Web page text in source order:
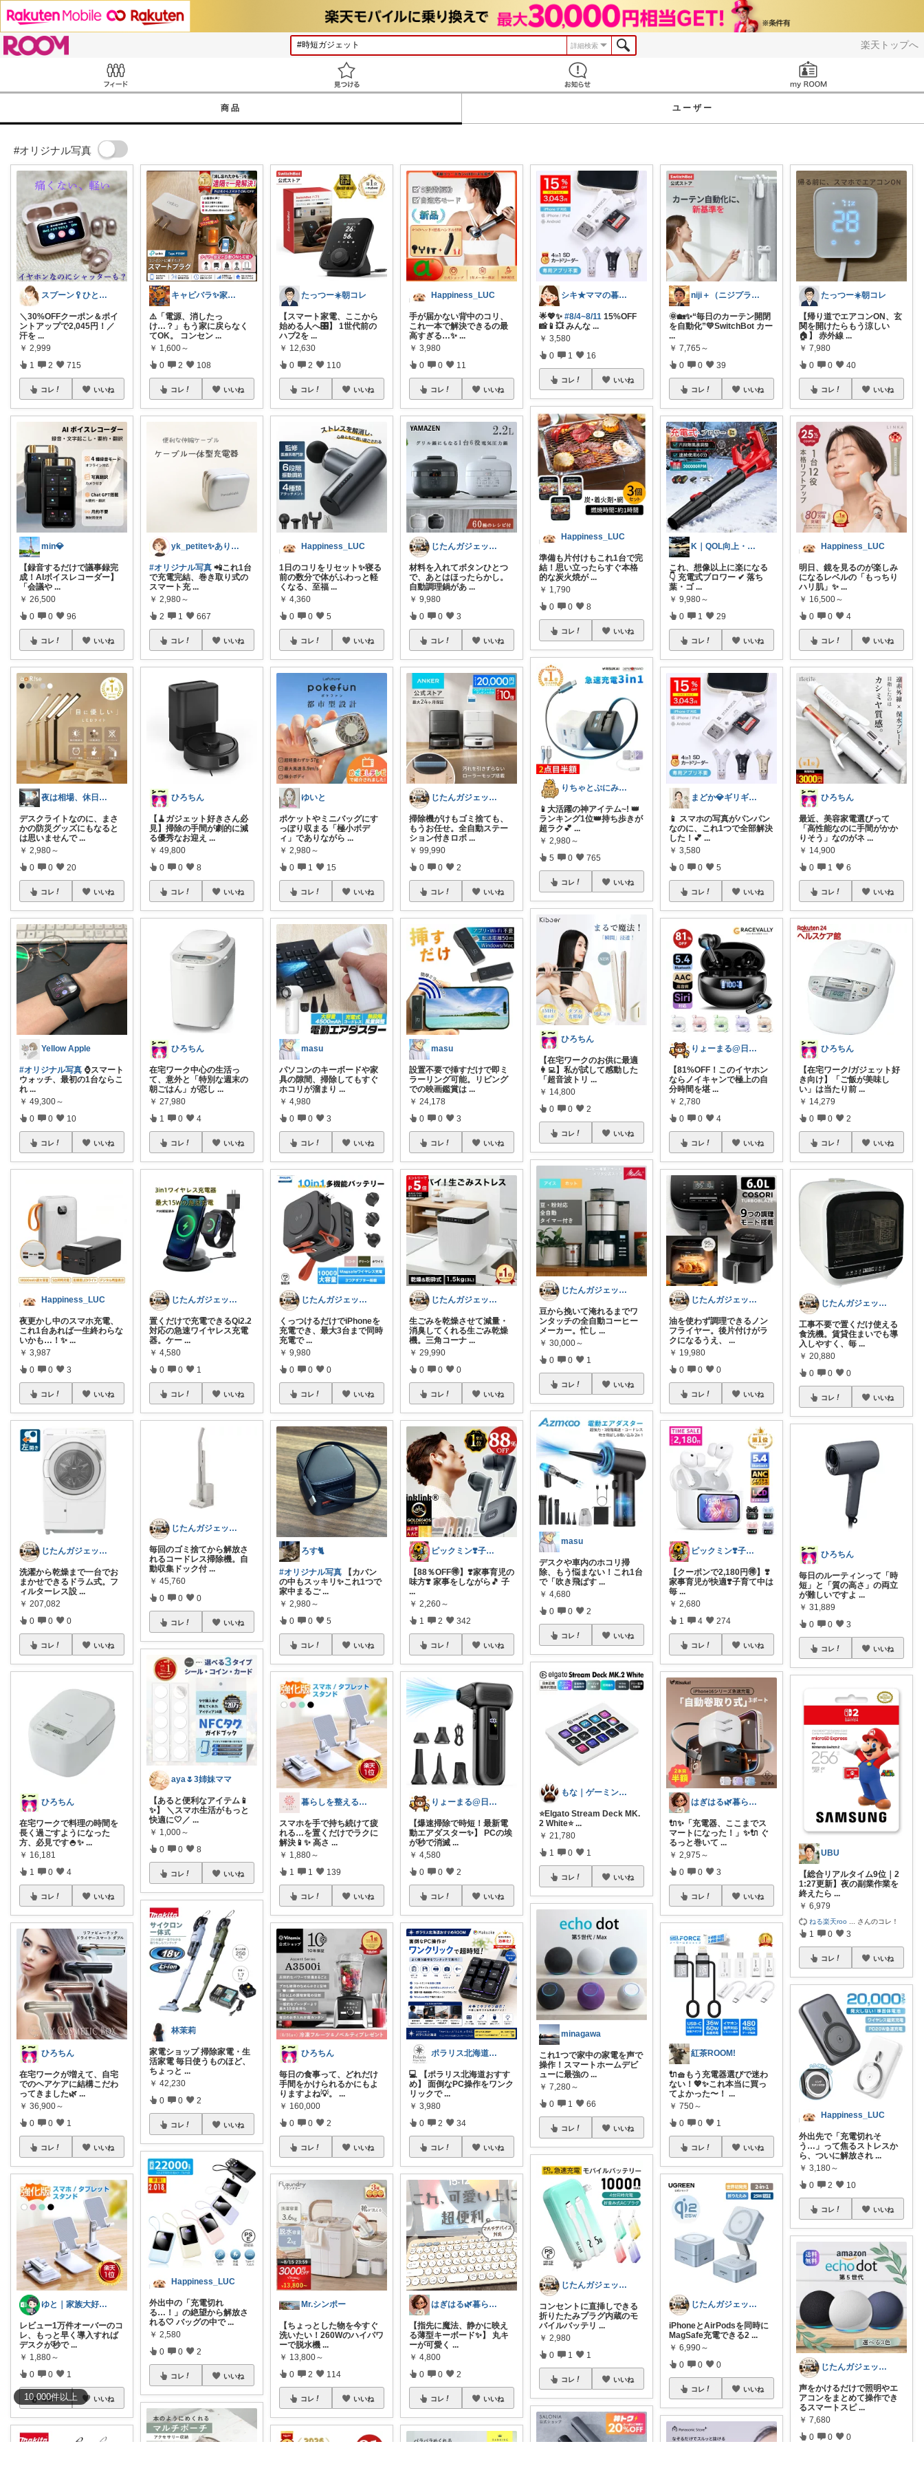
楽天トップへ
詳細検索
商品 ユーザー
#オリジナル写真
10,000件以上
スプーン🥄ひとさじの暮らし
＼30%OFFクーポン＆ポイ
ントアップで2,045円！／
汗を ...
￥ 2,999
1 2 715
コレ いいね
min💎
【録音するだけで議事録完
成！AIボイスレコーダー】
「会議や ...
￥ 26,500
0 0 96
コレ いいね
夜は相場、休日はご褒美探し｜ふるさと納税
デスクライトなのに、まさ
かの防災グッズにもなると
は思いませんで ...
￥ 2,980～
0 0 20
コレ いいね
Yellow Apple
#オリジナル写真 ⌚️スマート
ウォッチ、最初の1台ならこ
れ ...
￥ 49,300～
0 0 10
コレ いいね
Happiness_LUC
夜更かし中のスマホ充電、
これ1台あれば一生終わらな
いかも…！✨ ...
￥ 3,987
0 0 3
コレ いいね
じたんガジェット部
洗濯から乾燥まで一台でお
まかせできるドラム式。フ
ィルターレス設 ...
￥ 207,082
0 0 0
コレ いいね
ひろちん
在宅ワークで料理の時間を
長く過ごすようになった
方、必見です🍚✨ ...
￥ 16,181
1 0 4
コレ いいね
ひろちん
在宅ワークが増えて、自宅
でのヘアケアに結構こだわ
ってきました🌿 ...
￥ 36,900～
0 0 1
コレ いいね
ゆと｜家族大好きパパの時短ガジェット
レビュー1万件オーバーのコ
レ、もっと早く導入すれば
デスクが秒で ...
￥ 1,880～
0 0 1
コレ いいね
キャピバラ✨家電開発者のオススメROOM
⚠️「電源、消したっ
け…？」もう家に戻らなく
てOK。 コンセン ...
￥ 1,600～
0 2 108
コレ いいね
yk_petite✨ありがとう😊
#オリジナル写真 📲これ1台
で充電完結、巻き取り式の
スマート充 ...
￥ 2,980～
2 1 667
コレ いいね
ひろちん
【🧹ガジェット好きさん必
見】掃除の手間が劇的に減
る優秀なお迎え ...
￥ 49,800
0 0 8
コレ いいね
ひろちん
在宅ワーク中心の生活っ
て、意外と「特別な週末の
朝ごはん」が恋し ...
￥ 27,980
1 0 4
コレ いいね
じたんガジェット部
置くだけで充電できるQi2.2
対応の急速ワイヤレス充電
器。ケー ...
￥ 4,580
0 0 1
コレ いいね
じたんガジェット部
毎回のゴミ捨てから解放さ
れるコードレス掃除機。自
動収集ドック付 ...
￥ 45,760
0 0 0
コレ いいね
aya🌷3姉妹ママ
【あると便利なアイテム📱
✨】 ＼スマホ生活がもっと
快適に🤍／ ...
￥ 1,000～
0 0 8
コレ いいね
林茉莉
家電ショップ 掃除家電・生
活家電 毎日使うものほど、
ちょっと ...
￥ 42,230
0 0 2
コレ いいね
Happiness_LUC
外出中の「充電切れ
る…！」の絶望から解放さ
れる🤍 バッグの中で ...
￥ 2,580
0 0 2
コレ いいね
たっつー☀️朝コレ
【スマート家電、ここから
始める人へ🎛️】 1世代前の
ハブ2を ...
￥ 12,630
0 2 110
コレ いいね
Happiness_LUC
1日のコリをリセット✨寝る
前の数分で体がふわっと軽
くなる、至福 ...
￥ 4,360
0 0 5
コレ いいね
ゆいと
ポケットやミニバッグにす
っぽり収まる「極小ボデ
ィ」でありながら ...
￥ 2,980～
0 1 15
コレ いいね
masu
パソコンのキーボードや家
具の隙間、掃除してもすぐ
ホコリが溜まり ...
￥ 4,980
0 0 3
コレ いいね
じたんガジェット部
くっつけるだけでiPhoneを
充電でき、最大3台まで同時
充電で ...
￥ 9,980
0 0 0
コレ いいね
ろす🐈
#オリジナル写真 【カバン
の中もスッキリ✨これ1つで
家中まるご ...
￥ 2,980～
0 0 5
コレ いいね
暮らしを整える研究所🍀
スマホを手で持ち続けて疲
れる…を置くだけでラクに
解決📱✨ 高さ ...
￥ 1,880～
1 1 139
コレ いいね
ひろちん
毎日の食事って、どれだけ
手間をかけられるかにもよ
りますよね💡。
...
￥ 160,000
0 0 2
コレ いいね
Mr.シンポー
【ちょっとした物を今すぐ
洗いたい！260Wのハイパワ
ーで脱水機 ...
￥ 13,800～
0 2 114
コレ いいね
Happiness_LUC
手が届かない背中のコリ、
これ一本で解決できるの最
高すぎる…✨...
￥ 3,980
0 0 11
コレ いいね
じたんガジェット部
材料を入れてボタンひとつ
で、あとはほったらかし。
自動調理鍋があ ...
￥ 9,980
0 0 3
コレ いいね
じたんガジェット部
掃除機がけもゴミ捨ても、
もうお任せ。全自動ステー
ション付きロボ ...
￥ 99,990
0 0 2
コレ いいね
masu
設置不要で挿すだけで即ミ
ラーリング可能。リビング
での映画鑑賞は ...
￥ 24,178
0 0 3
コレ いいね
じたんガジェット部
生ごみを乾燥させて減量・
消臭してくれる生ごみ乾燥
機。三角コーナ ...
￥ 29,990
0 0 0
コレ いいね
ピックミン❣️子育てパパママ応援グッズ
【88％OFF🉐】❣️家事育児の
味方❣️ 家事をしながら🎵 子
...
￥ 2,260～
1 2 342
コレ いいね
りょーまる@日用品×ファッション
【爆速掃除で時短！最新電
動エアダスター✨】 PCの埃
が秒で消滅 ...
￥ 4,580
0 0 2
コレ いいね
ポラリス北海道の便利生活ROOM
💻 【ポラリス北海道おすす
め】 面倒なPC操作をワンク
リックで ...
￥ 3,980
0 2 34
コレ いいね
はぎはる🌿暮らしの雑貨ルーム🧸
【指先に魔法、静かに映え
る薄型キーボード✨】 丸キ
ーが可愛く ...
￥ 4,800
0 0 2
コレ いいね
シキ★ママの暮らし、キッズ
🌟💖✨#8/4~8/11 15%OFF
📸📱💥 みんな ...
￥ 3,580
0 1 16
コレ いいね
Happiness_LUC
準備も片付けもこれ1台で完
結！思い立ったらすぐ本格
的な炭火焼が ...
￥ 1,790
0 0 8
コレ いいね
​りちゃとぷにみつ💎
📱大活躍の神アイテム~! 👑
ランキング1位👑持ち歩きが
超ラク💕 ...
￥ 2,980～
5 0 765
コレ いいね
ひろちん
【在宅ワークのお供に最適
👩‍💻】私が試して感動した
「超音波トリ ...
￥ 14,800
0 0 2
コレ いいね
じたんガジェット部
豆から挽いて淹れるまでワ
ンタッチの全自動コーヒー
メーカー。忙し ...
￥ 30,000～
0 0 1
コレ いいね
masu
デスクや車内のホコリ掃
除、もう悩まない！これ1台
で「吹き飛ばす ...
￥ 4,680
0 0 2
コレ いいね
もな｜ゲーミング×デスク周り
⭐Elgato Stream Deck MK.
2 White⭐ ...
￥ 21,780
1 0 1
コレ いいね
minagawa
これ1つで家中の家電を声で
操作！スマートホームデビ
ューに最強の ...
￥ 7,280～
0 1 66
コレ いいね
じたんガジェット部
コンセントに直挿しできる
折りたたみプラグ内蔵のモ
バイルバッテリ ...
￥ 2,980
0 1 1
コレ いいね
niji＋（ニジプラス）感謝しています
🌞🏡✨“毎日のカーテン開閉
を自動化”💛SwitchBot カー
...
￥ 7,765～
0 0 39
コレ いいね
K｜QOL向上・良品選定室
これ、想像以上に楽になる
👇 充電式ブロワー ✔ 落ち
葉・ゴ ...
￥ 9,980～
0 1 29
コレ いいね
まどか💎ギリギリアラサーOL
📱 スマホの写真がパンパン
なのに、これ1つで全部解決
した！💕...
￥ 3,580
0 0 5
コレ いいね
りょーまる@日用品×ファッション
【81%OFF！このイヤホン
ならノイキャンで極上の自
分時間を堪 ...
￥ 2,780
0 0 4
コレ いいね
じたんガジェット部
油を使わず調理できるノン
フライヤー。後片付けがラ
クになるうえ、
...
￥ 19,980
0 0 0
コレ いいね
ピックミン❣️子育てパパママ応援グッズ
【クーポンで2,180円🉐】❣️
家事育児が快適❣️子育て中は
毎 ...
￥ 2,680
1 4 274
コレ いいね
はぎはる🌿暮らしの雑貨ルーム🧸
🔌✨「充電器、ここまでス
マートになった！」✨🔌 ぐ
るっと巻いて ...
￥ 2,975～
0 0 3
コレ いいね
紅茶ROOM!
🔌🧺もう充電器選びで迷わ
ない！💖✨これ本当に買っ
てよかった〜！ ...
￥ 750～
0 0 1
コレ いいね
じたんガジェット部
iPhoneとAirPodsを同時に
MagSafe充電できる2 ...
￥ 6,990～
0 0 0
コレ いいね
たっつー☀️朝コレ
【帰り道でエアコンON、玄
関を開けたらもう涼しい
🏠】 赤外線 ...
￥ 7,980
0 0 40
コレ いいね
Happiness_LUC
明日、鏡を見るのが楽しみ
になるレベルの「もっちり
ハリ肌」✨...
￥ 16,500～
0 0 4
コレ いいね
ひろちん
最近、美容家電選びって
「高性能なのに手間がかか
りそう」なのがネ ...
￥ 14,900
0 1 6
コレ いいね
ひろちん
【在宅ワーク/ガジェット好
き向け】「ご飯が美味し
い」は当たり前 ...
￥ 14,279
0 0 2
コレ いいね
じたんガジェット部
工事不要で置くだけ使える
食洗機。賃貸住まいでも導
入しやすく、毎 ...
￥ 20,880
0 0 0
コレ いいね
ひろちん
毎日のルーティンって「時
短」と「質の高さ」の両立
が難しいですよ ...
￥ 31,889
0 0 3
コレ いいね
UBU
【総合リアルタイム9位｜2
1:27更新】夜の副業作業を
終えたら ...
￥ 6,979
ねる楽天roo さんのコレ！
1 0 3
コレ いいね
Happiness_LUC
外出先で「充電切れそ
う…」って焦るストレスか
ら、ついに解放され ...
￥ 3,180～
0 2 10
コレ いいね
じたんガジェット部
声をかけるだけで照明やエ
アコンをまとめて操作でき
るスマートスピ ...
￥ 7,680
0 0 0